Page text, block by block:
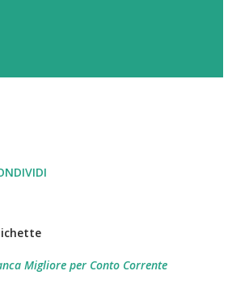
Migliore per Conto Corrente